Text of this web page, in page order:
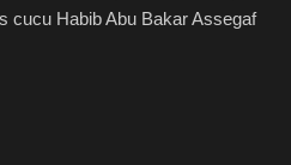
cucu Habib Abu Bakar Assegaf